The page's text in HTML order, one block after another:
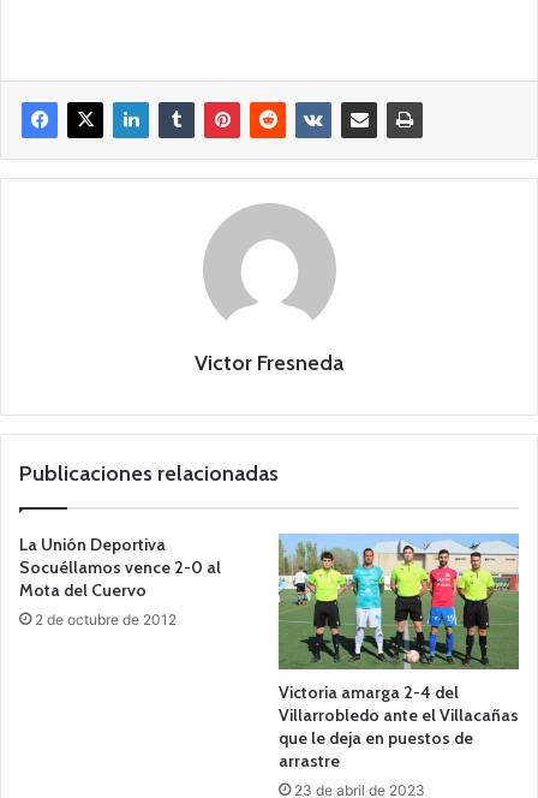
Victor Fresneda
Publicaciones relacionadas
La Unión Deportiva
Socuéllamos vence 2-0 al
Mota del Cuervo
2 de octubre de 2012
Victoria amarga 2-4 del
Villarrobledo ante el Villacañas
que le deja en puestos de
arrastre
23 de abril de 2023